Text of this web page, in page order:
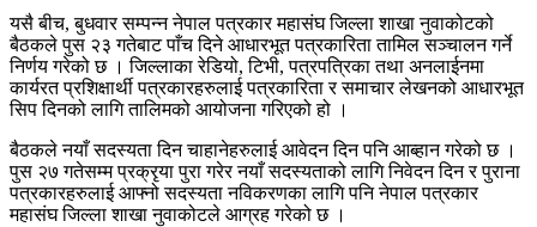
यसै बीच, बुधवार सम्पन्न नेपाल पत्रकार महासंघ जिल्ला शाखा नुवाकोटको
बैठकले पुस २३ गतेबाट पाँच दिने आधारभूत पत्रकारिता तामिल सञ्चालन गर्ने
निर्णय गरेको छ । जिल्लाका रेडियो, टिभी, पत्रपत्रिका तथा अनलाईनमा
कार्यरत प्रशिक्षार्थी पत्रकारहरुलाई पत्रकारिता र समाचार लेखनको आधारभूत
सिप दिनको लागि तालिमको आयोजना गरिएको हो ।
बैठकले नयाँ सदस्यता दिन चाहानेहरुलाई आवेदन दिन पनि आब्हान गरेको छ ।
पुस २७ गतेसम्म प्रक्रृया पुरा गरेर नयाँ सदस्यताको लागि निवेदन दिन र पुराना
पत्रकारहरुलाई आफ्नो सदस्यता नविकरणका लागि पनि नेपाल पत्रकार
महासंघ जिल्ला शाखा नुवाकोटले आग्रह गरेको छ ।